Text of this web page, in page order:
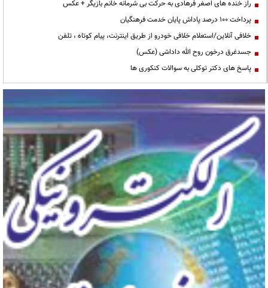
راز خنده های اصغر فرهادی به حرکت بی شرمانه خانم بازیگر + عکس
پرداخت ۱۰۰ درصد پاداش پایان خدمت فرهنگیان
خلافی آنلاین/استعلام خلافی خودرو از طریق اینترنت، پیام کوتاه ، تلفن
جسدغرق درخون روح الله داداشی (عکس)
پاسخ های دکتر توکلی به سوالات کنکوری ها